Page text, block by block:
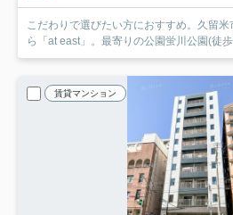
こだわりで選びたい方におすすめ。久留
ら「at east」。最寄りの公園蛍川公園(徒
賃貸マンション